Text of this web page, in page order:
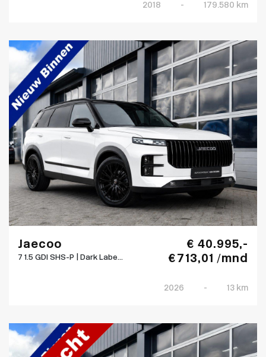
2018 - 179.580 km
Jaecoo
7 1.5 GDI SHS-P | Dark Labe...
€ 40.995,-
€ 713,01 /mnd
2026 - 13 km